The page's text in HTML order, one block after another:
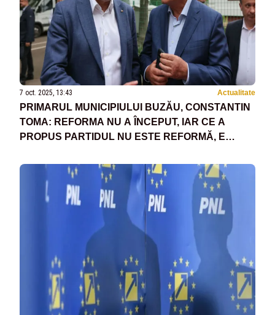
7 oct. 2025, 13:43 Actualitate
PRIMARUL MUNICIPIULUI BUZĂU, CONSTANTIN
TOMA: REFORMA NU A ÎNCEPUT, IAR CE A
PROPUS PARTIDUL NU ESTE REFORMĂ, E
SITUAȚIEI